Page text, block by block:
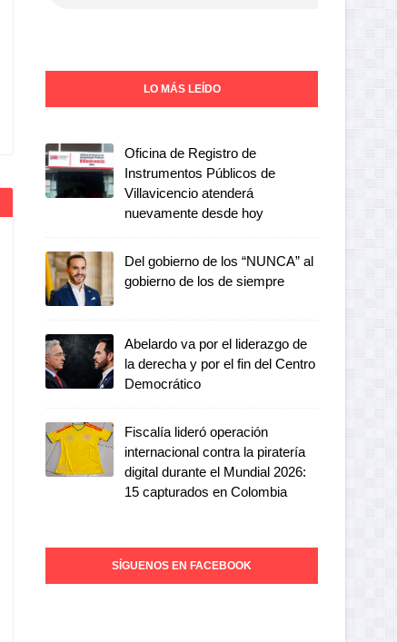
LO MÁS LEÍDO
Oficina de Registro de
Instrumentos Públicos de
Villavicencio atenderá
nuevamente desde hoy
Del gobierno de los “NUNCA” al
gobierno de los de siempre
Abelardo va por el liderazgo de
la derecha y por el fin del Centro
Democrático
Fiscalía lideró operación
internacional contra la piratería
digital durante el Mundial 2026:
15 capturados en Colombia
SÍGUENOS EN FACEBOOK